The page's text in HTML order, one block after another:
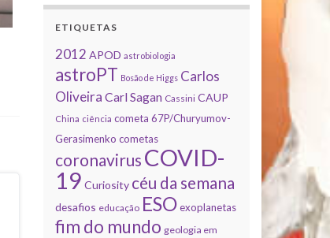
ETIQUETAS
2012 APOD astrobiologia
astroPT Bosão de Higgs Carlos
Oliveira Carl Sagan Cassini CAUP
China ciência cometa 67P/Churyumov-
Gerasimenko cometas
coronavirus COVID-
19 Curiosity céu da semana
desafios educação ESO exoplanetas
fim do mundo geologia em